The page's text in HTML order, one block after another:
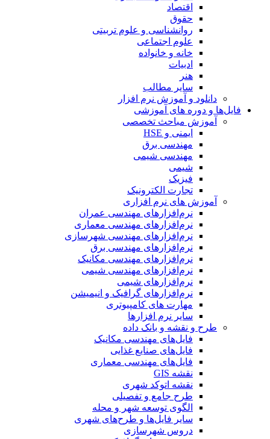
اقتصاد
حقوق
روانشناسی و علوم تربیتی
علوم اجتماعی
خانه و خانواده
ادبیات
هنر
سایر مطالب
دانلود و آموزش نرم افزار
فایل‌ها و دوره های آموزشی
آموزش مباحث تخصصی
ایمنی و HSE
مهندسی برق
مهندسی شیمی
شیمی
فیزیک
تجارت الکترونیک
آموزش های نرم افزاری
نرم‌افزارهای مهندسی عمران
نرم‌افزارهای مهندسی معماری
نرم‌افزارهای مهندسی شهرسازی
نرم‌افزارهای مهندسی برق
نرم‌افزارهای مهندسی مکانیک
نرم‌افزارهای مهندسی شیمی
نرم‌افزارهای شیمی
نرم‌افزارهای گرافیک و انیمیشن
مهارت های کامپیوتری
سایر نرم افزارها
طرح و نقشه و بانک داده
فایل‌های مهندسی مکانیک
فایل‌های صنایع غذایی
فایل‌های مهندسی معماری
نقشه GIS
نقشه اتوکد شهری
طرح جامع و تفصیلی
الگوی توسعه شهر و محله
سایر فایل‌ها و طرح‌های شهری
دروس شهرسازی